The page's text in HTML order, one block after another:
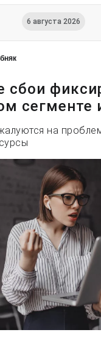
6 августа 2026
сбои
сегменте
на